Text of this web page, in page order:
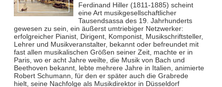
Ferdinand Hiller (1811-1885) scheint
eine Art musikgesellschaftlicher
Tausendsassa des 19. Jahrhunderts
gewesen zu sein, ein äußerst umtriebiger Netzwerker:
erfolgreicher Pianist, Dirigent, Komponist, Musikschriftsteller,
Lehrer und Musikveranstalter, bekannt oder befreundet mit
fast allen musikalischen Größen seiner Zeit, machte er in
Paris, wo er acht Jahre weilte, die Musik von Bach und
Beethoven bekannt, lebte mehrere Jahre in Italien, animierte
Robert Schumann, für den er später auch die Grabrede
hielt, seine Nachfolge als Musikdirektor in Düsseldorf